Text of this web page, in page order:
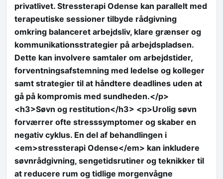
privatlivet. Stressterapi Odense kan parallelt med
terapeutiske sessioner tilbyde rådgivning
omkring balanceret arbejdsliv, klare grænser og
kommunikationsstrategier på arbejdspladsen.
Dette kan involvere samtaler om arbejdstider,
forventningsafstemning med ledelse og kolleger
samt strategier til at håndtere deadlines uden at
gå på kompromis med sundheden.</p>
<h3>Søvn og restitution</h3> <p>Urolig søvn
forværrer ofte stresssymptomer og skaber en
negativ cyklus. En del af behandlingen i
<em>stressterapi Odense</em> kan inkludere
søvnrådgivning, sengetidsrutiner og teknikker til
at reducere rum og tidlige morgenvågne